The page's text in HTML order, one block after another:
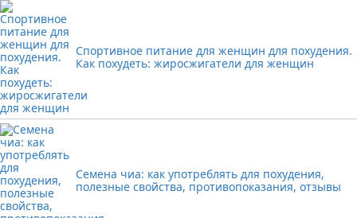
Спортивное питание для женщин для похудения.
Как похудеть: жиросжигатели для женщин
Семена чиа: как употреблять для похудения,
полезные свойства, противопоказания, отзывы